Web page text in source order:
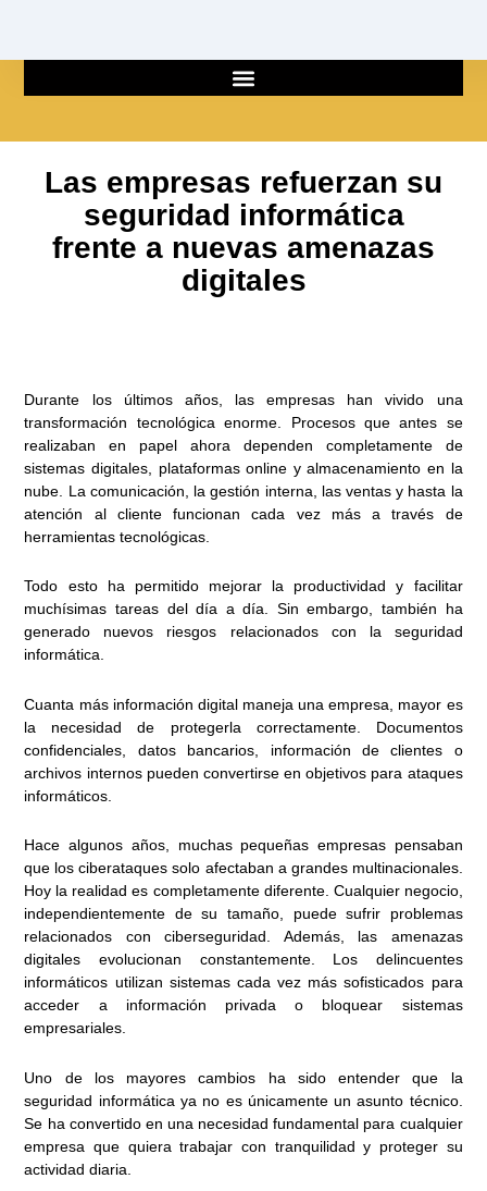
contenido
Las empresas refuerzan su
seguridad informática
frente a nuevas amenazas
digitales
Durante los últimos años, las empresas han vivido una
transformación tecnológica enorme. Procesos que antes se
realizaban en papel ahora dependen completamente de
sistemas digitales, plataformas online y almacenamiento en la
nube. La comunicación, la gestión interna, las ventas y hasta la
atención al cliente funcionan cada vez más a través de
herramientas tecnológicas.
Todo esto ha permitido mejorar la productividad y facilitar
muchísimas tareas del día a día. Sin embargo, también ha
generado nuevos riesgos relacionados con la seguridad
informática.
Cuanta más información digital maneja una empresa, mayor es
la necesidad de protegerla correctamente. Documentos
confidenciales, datos bancarios, información de clientes o
archivos internos pueden convertirse en objetivos para ataques
informáticos.
Hace algunos años, muchas pequeñas empresas pensaban
que los ciberataques solo afectaban a grandes multinacionales.
Hoy la realidad es completamente diferente. Cualquier negocio,
independientemente de su tamaño, puede sufrir problemas
relacionados con ciberseguridad. Además, las amenazas
digitales evolucionan constantemente. Los delincuentes
informáticos utilizan sistemas cada vez más sofisticados para
acceder a información privada o bloquear sistemas
empresariales.
Uno de los mayores cambios ha sido entender que la
seguridad informática ya no es únicamente un asunto técnico.
Se ha convertido en una necesidad fundamental para cualquier
empresa que quiera trabajar con tranquilidad y proteger su
actividad diaria.